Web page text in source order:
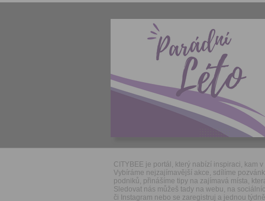
CITYBEE je portál, který nabízí inspiraci, kam v
Vybíráme nejzajímavější akce, sdílíme
podniků, přinášíme tipy na zajímavá místa,
Sledovat nás můžeš tady na webu, na
či Instagram nebo se zaregistruj a jednou